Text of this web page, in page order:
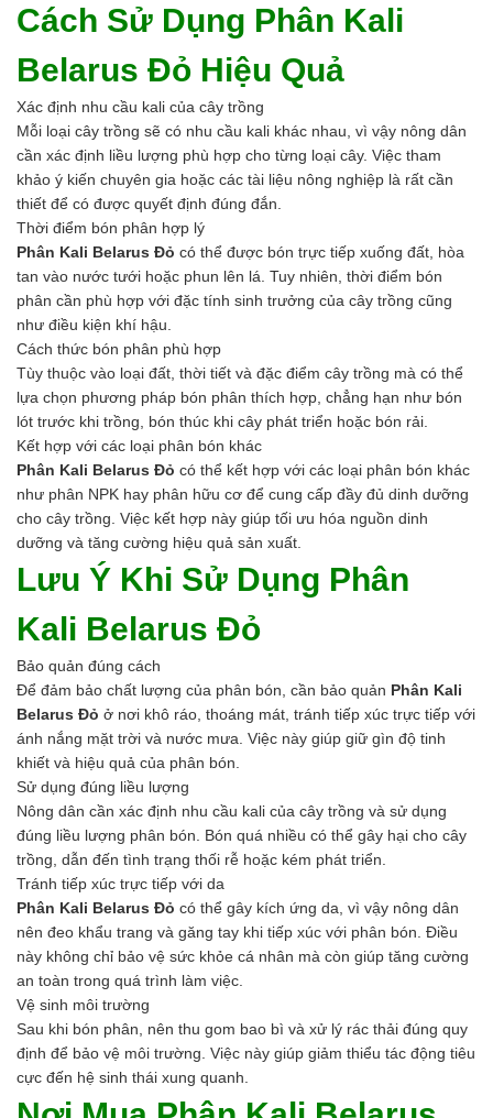
Cách Sử Dụng Phân Kali
Belarus Đỏ Hiệu Quả
Xác định nhu cầu kali của cây trồng
Mỗi loại cây trồng sẽ có nhu cầu kali khác nhau, vì vậy nông dân
cần xác định liều lượng phù hợp cho từng loại cây. Việc tham
khảo ý kiến chuyên gia hoặc các tài liệu nông nghiệp là rất cần
thiết để có được quyết định đúng đắn.
Thời điểm bón phân hợp lý
Phân Kali Belarus Đỏ có thể được bón trực tiếp xuống đất, hòa
tan vào nước tưới hoặc phun lên lá. Tuy nhiên, thời điểm bón
phân cần phù hợp với đặc tính sinh trưởng của cây trồng cũng
như điều kiện khí hậu.
Cách thức bón phân phù hợp
Tùy thuộc vào loại đất, thời tiết và đặc điểm cây trồng mà có thể
lựa chọn phương pháp bón phân thích hợp, chẳng hạn như bón
lót trước khi trồng, bón thúc khi cây phát triển hoặc bón rải.
Kết hợp với các loại phân bón khác
Phân Kali Belarus Đỏ có thể kết hợp với các loại phân bón khác
như phân NPK hay phân hữu cơ để cung cấp đầy đủ dinh dưỡng
cho cây trồng. Việc kết hợp này giúp tối ưu hóa nguồn dinh
dưỡng và tăng cường hiệu quả sản xuất.
Lưu Ý Khi Sử Dụng Phân
Kali Belarus Đỏ
Bảo quản đúng cách
Để đảm bảo chất lượng của phân bón, cần bảo quản Phân Kali
Belarus Đỏ ở nơi khô ráo, thoáng mát, tránh tiếp xúc trực tiếp với
ánh nắng mặt trời và nước mưa. Việc này giúp giữ gìn độ tinh
khiết và hiệu quả của phân bón.
Sử dụng đúng liều lượng
Nông dân cần xác định nhu cầu kali của cây trồng và sử dụng
đúng liều lượng phân bón. Bón quá nhiều có thể gây hại cho cây
trồng, dẫn đến tình trạng thối rễ hoặc kém phát triển.
Tránh tiếp xúc trực tiếp với da
Phân Kali Belarus Đỏ có thể gây kích ứng da, vì vậy nông dân
nên đeo khẩu trang và găng tay khi tiếp xúc với phân bón. Điều
này không chỉ bảo vệ sức khỏe cá nhân mà còn giúp tăng cường
an toàn trong quá trình làm việc.
Vệ sinh môi trường
Sau khi bón phân, nên thu gom bao bì và xử lý rác thải đúng quy
định để bảo vệ môi trường. Việc này giúp giảm thiểu tác động tiêu
cực đến hệ sinh thái xung quanh.